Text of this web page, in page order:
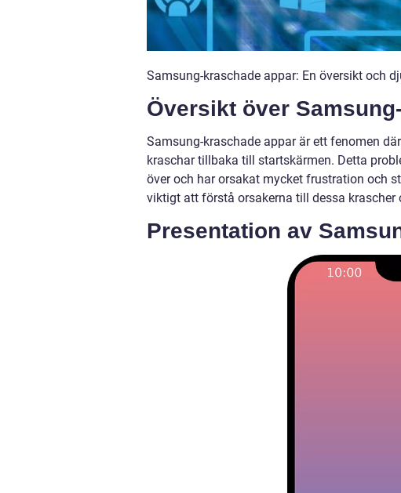
Samsung-kraschade appar: En översikt och
Översikt över
Samsung-kraschade appar är ett fenomen
kraschar tillbaka till startskärmen. Detta
över och har orsakat mycket frustration och
viktigt att förstå orsakerna till dessa
Presentation av